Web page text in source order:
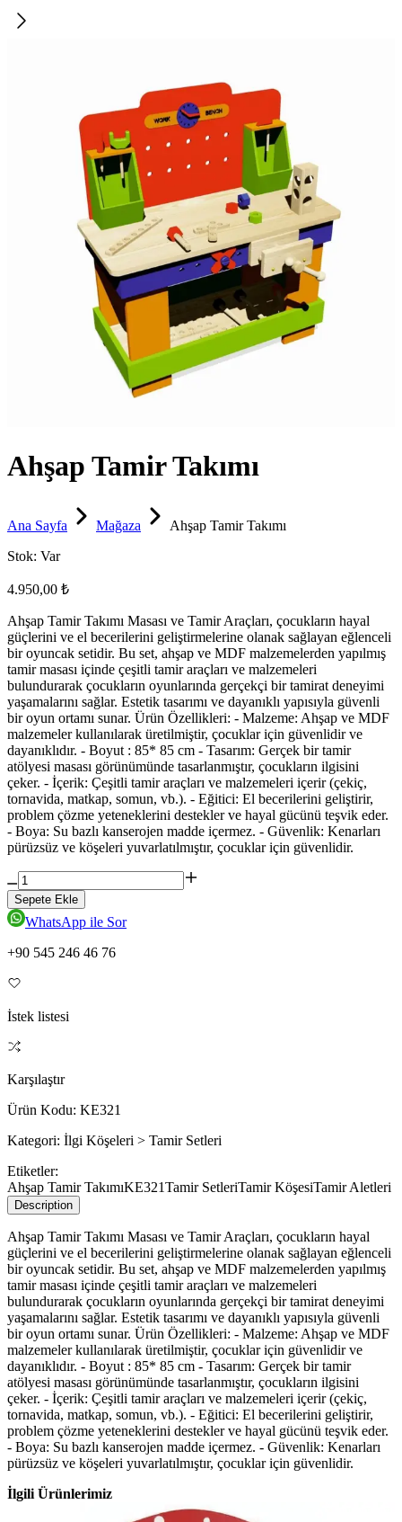
Ahşap Tamir Takımı
Ana Sayfa Mağaza
Ahşap Tamir Takımı
Stok: Var
4.950,00 ₺
Ahşap Tamir Takımı Masası ve Tamir Araçları, çocukların hayal
güçlerini ve el becerilerini geliştirmelerine olanak sağlayan eğlenceli
bir oyuncak setidir. Bu set, ahşap ve MDF malzemelerden yapılmış
tamir masası içinde çeşitli tamir araçları ve malzemeleri
bulundurarak çocukların oyunlarında gerçekçi bir tamirat deneyimi
yaşamalarını sağlar. Estetik tasarımı ve dayanıklı yapısıyla güvenli
bir oyun ortamı sunar. Ürün Özellikleri: - Malzeme: Ahşap ve MDF
malzemeler kullanılarak üretilmiştir, çocuklar için güvenlidir ve
dayanıklıdır. - Boyut : 85* 85 cm - Tasarım: Gerçek bir tamir
atölyesi masası görünümünde tasarlanmıştır, çocukların ilgisini
çeker. - İçerik: Çeşitli tamir araçları ve malzemeleri içerir (çekiç,
tornavida, matkap, somun, vb.). - Eğitici: El becerilerini geliştirir,
problem çözme yeteneklerini destekler ve hayal gücünü teşvik eder.
- Boya: Su bazlı kanserojen madde içermez. - Güvenlik: Kenarları
pürüzsüz ve köşeleri yuvarlatılmıştır, çocuklar için güvenlidir.
Sepete Ekle
WhatsApp ile Sor
+90 545 246 46 76
İstek listesi
Karşılaştır
Ürün Kodu: KE321
Kategori: İlgi Köşeleri > Tamir Setleri
Etiketler:
Ahşap Tamir TakımıKE321Tamir SetleriTamir KöşesiTamir Aletleri
Description
Ahşap Tamir Takımı Masası ve Tamir Araçları, çocukların hayal
güçlerini ve el becerilerini geliştirmelerine olanak sağlayan eğlenceli
bir oyuncak setidir. Bu set, ahşap ve MDF malzemelerden yapılmış
tamir masası içinde çeşitli tamir araçları ve malzemeleri
bulundurarak çocukların oyunlarında gerçekçi bir tamirat deneyimi
yaşamalarını sağlar. Estetik tasarımı ve dayanıklı yapısıyla güvenli
bir oyun ortamı sunar. Ürün Özellikleri: - Malzeme: Ahşap ve MDF
malzemeler kullanılarak üretilmiştir, çocuklar için güvenlidir ve
dayanıklıdır. - Boyut : 85* 85 cm - Tasarım: Gerçek bir tamir
atölyesi masası görünümünde tasarlanmıştır, çocukların ilgisini
çeker. - İçerik: Çeşitli tamir araçları ve malzemeleri içerir (çekiç,
tornavida, matkap, somun, vb.). - Eğitici: El becerilerini geliştirir,
problem çözme yeteneklerini destekler ve hayal gücünü teşvik eder.
- Boya: Su bazlı kanserojen madde içermez. - Güvenlik: Kenarları
pürüzsüz ve köşeleri yuvarlatılmıştır, çocuklar için güvenlidir.
İlgili Ürünlerimiz